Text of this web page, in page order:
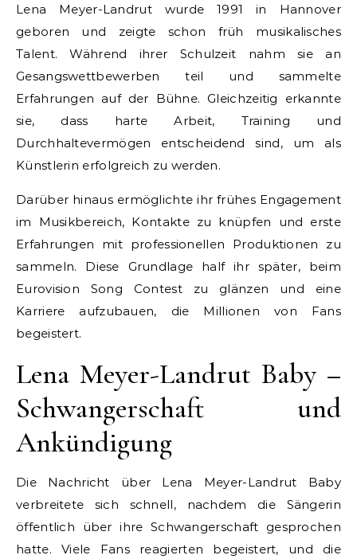
Lena Meyer-Landrut wurde 1991 in Hannover
geboren und zeigte schon früh musikalisches
Talent. Während ihrer Schulzeit nahm sie an
Gesangswettbewerben teil und sammelte
Erfahrungen auf der Bühne. Gleichzeitig erkannte
sie, dass harte Arbeit, Training und
Durchhaltevermögen entscheidend sind, um als
Künstlerin erfolgreich zu werden.
Darüber hinaus ermöglichte ihr frühes Engagement
im Musikbereich, Kontakte zu knüpfen und erste
Erfahrungen mit professionellen Produktionen zu
sammeln. Diese Grundlage half ihr später, beim
Eurovision Song Contest zu glänzen und eine
Karriere aufzubauen, die Millionen von Fans
begeistert.
Lena Meyer-Landrut Baby –
Schwangerschaft und
Ankündigung
Die Nachricht über Lena Meyer-Landrut Baby
verbreitete sich schnell, nachdem die Sängerin
öffentlich über ihre Schwangerschaft gesprochen
hatte. Viele Fans reagierten begeistert, und die